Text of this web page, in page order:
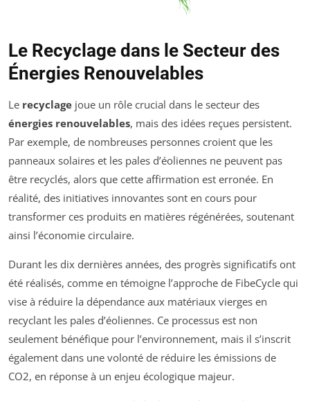
Le Recyclage dans le Secteur des
Énergies Renouvelables
Le recyclage joue un rôle crucial dans le secteur des
énergies renouvelables, mais des idées reçues persistent.
Par exemple, de nombreuses personnes croient que les
panneaux solaires et les pales d’éoliennes ne peuvent pas
être recyclés, alors que cette affirmation est erronée. En
réalité, des initiatives innovantes sont en cours pour
transformer ces produits en matières régénérées, soutenant
ainsi l’économie circulaire.
Durant les dix dernières années, des progrès significatifs ont
été réalisés, comme en témoigne l’approche de FibeCycle qui
vise à réduire la dépendance aux matériaux vierges en
recyclant les pales d’éoliennes. Ce processus est non
seulement bénéfique pour l’environnement, mais il s’inscrit
également dans une volonté de réduire les émissions de
CO2, en réponse à un enjeu écologique majeur.